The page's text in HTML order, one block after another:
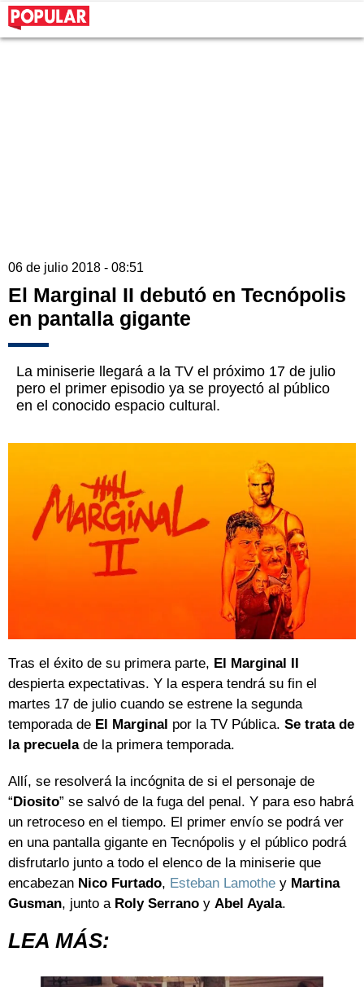
06 de julio 2018 - 08:51
El Marginal II debutó en Tecnópolis
en pantalla gigante
La miniserie llegará a la TV el próximo 17 de julio
pero el primer episodio ya se proyectó al público
en el conocido espacio cultural.
Tras el éxito de su primera parte, El Marginal II
despierta expectativas. Y la espera tendrá su fin el
martes 17 de julio cuando se estrene la segunda
temporada de El Marginal por la TV Pública. Se trata de
la precuelade la primera temporada.
Allí, se resolverá la incógnita de si el personaje de
“Diosito” se salvó de la fuga del penal. Y para eso habrá
un retroceso en el tiempo. El primer envío se podrá ver
en una pantalla gigante en Tecnópolis y el público podrá
disfrutarlo junto a todo el elenco de la miniserie que
encabezan Nico Furtado, Esteban Lamothe y Martina
Gusman, junto a Roly Serrano y Abel Ayala.
LEA MÁS: